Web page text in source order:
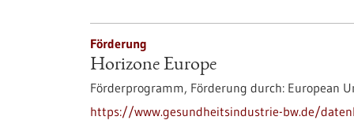
Förderung
Horizone Europe
Förderprogramm, Förderung durch: European
https://www.gesundheitsindustrie-bw.de/